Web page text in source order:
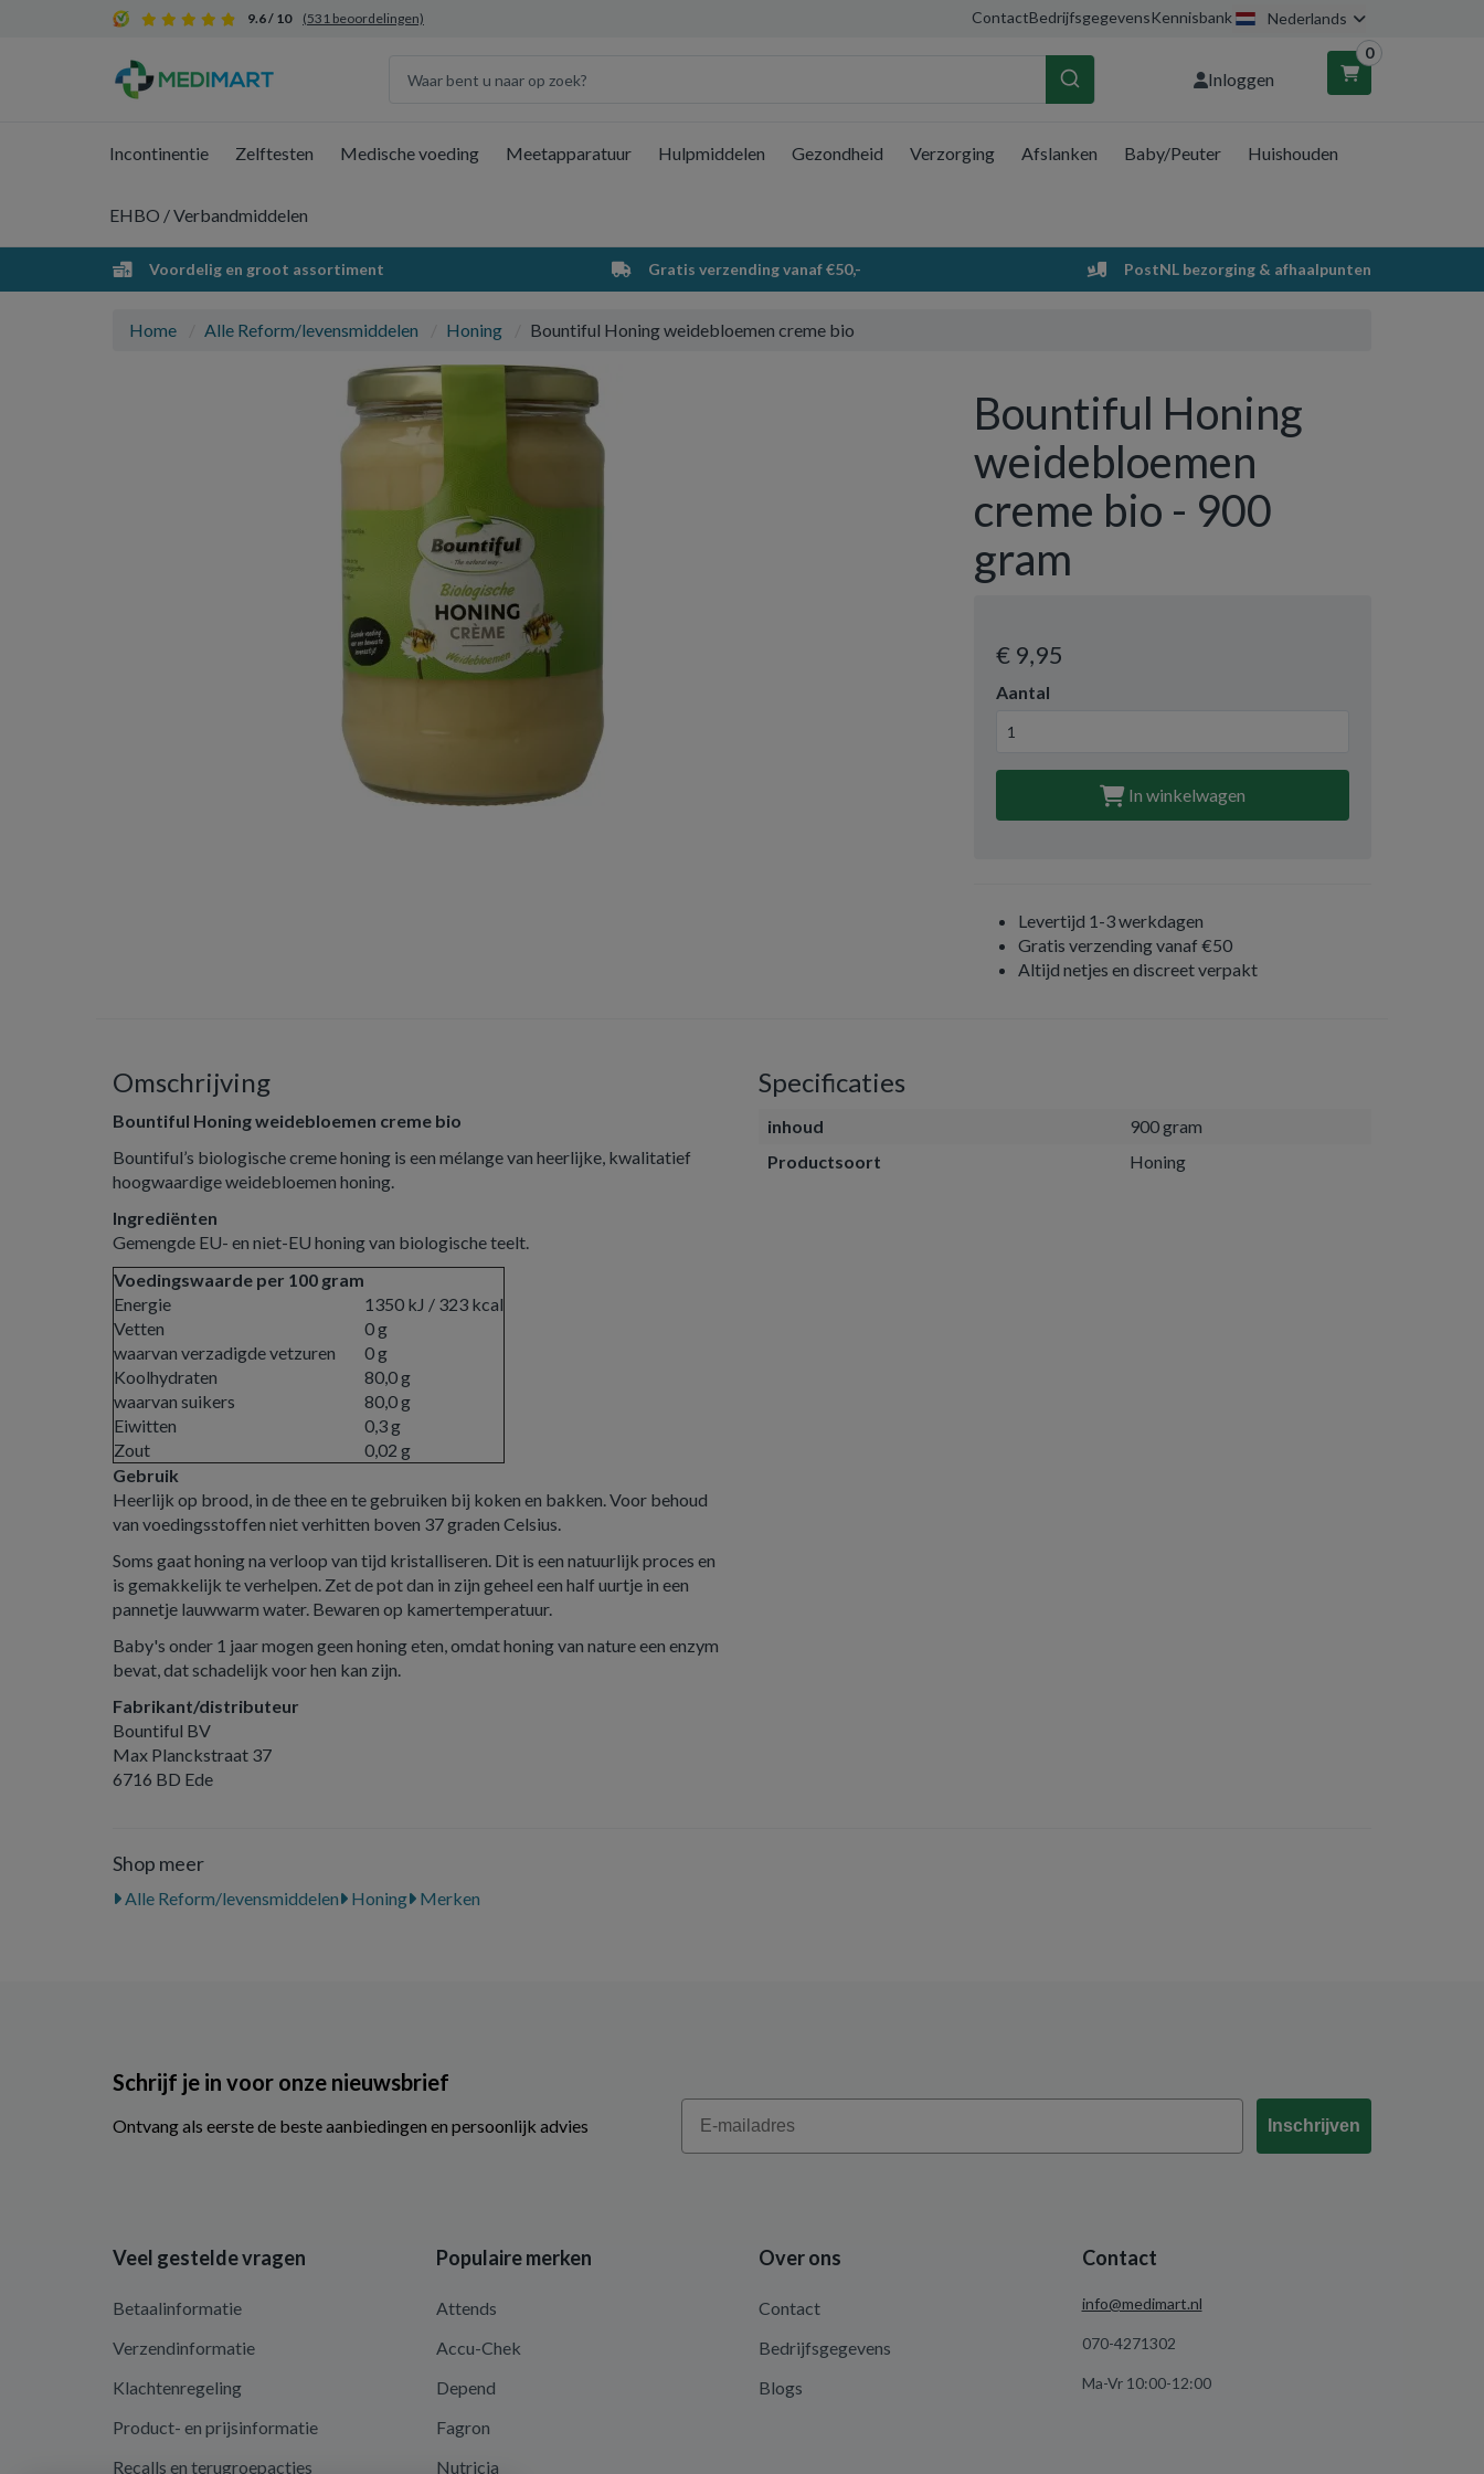
9.6 / 10 (531 beoordelingen) ContactBedrijfsgegevensKennisbank Nederlands
Inloggen
0
Winkelwagen
Uw winkelwagen is leeg.
Vul hem met producten.
Incontinentie Zelftesten Medische voeding Meetapparatuur Hulpmiddelen Gezondheid Verzorging Afslanken Baby/Peuter Huishouden
EHBO / Verbandmiddelen
Voordelig en groot assortiment Gratis verzending vanaf €50,- PostNL bezorging & afhaalpunten
Home Alle Reform/levensmiddelen Honing Bountiful Honing weidebloemen creme bio
Bountiful Honing
weidebloemen
creme bio - 900
gram
€ 9,95
Aantal
In winkelwagen
Levertijd 1-3 werkdagen
Gratis verzending vanaf €50
Altijd netjes en discreet verpakt
Omschrijving
Bountiful Honing weidebloemen creme bio
Bountiful’s biologische creme honing is een mélange van heerlijke, kwalitatief
hoogwaardige weidebloemen honing.
Ingrediënten
Gemengde EU- en niet-EU honing van biologische teelt.
Voedingswaarde per 100 gram
Energie
1350 kJ / 323 kcal
Vetten
0 g
waarvan verzadigde vetzuren
0 g
Koolhydraten
80,0 g
waarvan suikers
80,0 g
Eiwitten
0,3 g
Zout
0,02 g
Gebruik
Heerlijk op brood, in de thee en te gebruiken bij koken en bakken. Voor behoud
van voedingsstoffen niet verhitten boven 37 graden Celsius.
Soms gaat honing na verloop van tijd kristalliseren. Dit is een natuurlijk proces en
is gemakkelijk te verhelpen. Zet de pot dan in zijn geheel een half uurtje in een
pannetje lauwwarm water. Bewaren op kamertemperatuur.
Baby's onder 1 jaar mogen geen honing eten, omdat honing van nature een enzym
bevat, dat schadelijk voor hen kan zijn.
Fabrikant/distributeur
Bountiful BV
Max Planckstraat 37
6716 BD Ede
Specificaties
inhoud
900 gram
Productsoort
Honing
Shop meer
Alle Reform/levensmiddelen Honing Merken
Schrijf je in voor onze nieuwsbrief
Ontvang als eerste de beste aanbiedingen en persoonlijk advies
Email
Inschrijven
Veel gestelde vragen
Betaalinformatie
Verzendinformatie
Klachtenregeling
Product- en prijsinformatie
Recalls en terugroepacties
Populaire merken
Attends
Accu-Chek
Depend
Fagron
Nutricia
Over ons
Contact
Bedrijfsgegevens
Blogs
Contact
info@medimart.nl
070-4271302
Ma-Vr 10:00-12:00